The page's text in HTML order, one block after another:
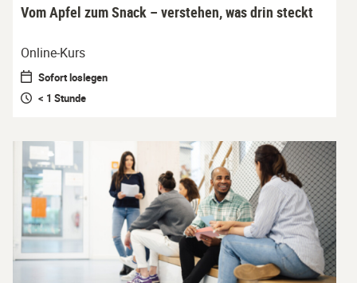
Vom Apfel zum Snack – verstehen, was drin steckt
Online-Kurs
Sofort loslegen
< 1 Stunde